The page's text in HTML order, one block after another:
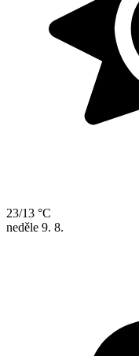
23/13 °C
neděle 9. 8.